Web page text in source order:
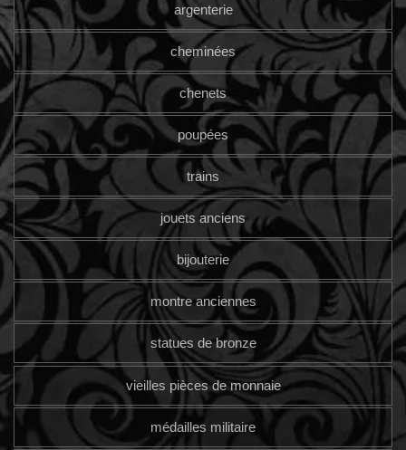
argenterie
cheminées
chenets
poupées
trains
jouets anciens
bijouterie
montre anciennes
statues de bronze
vieilles pièces de monnaie
médailles militaire